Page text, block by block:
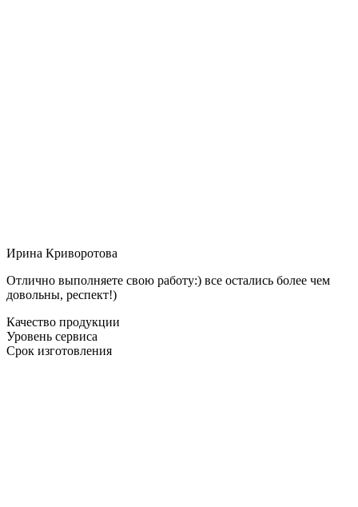
Ирина Криворотова
Отлично выполняете свою работу:) все остались более чем
довольны, респект!)
Качество продукции
Уровень сервиса
Срок изготовления